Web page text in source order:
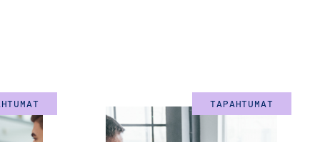
TAPAHTUMAT